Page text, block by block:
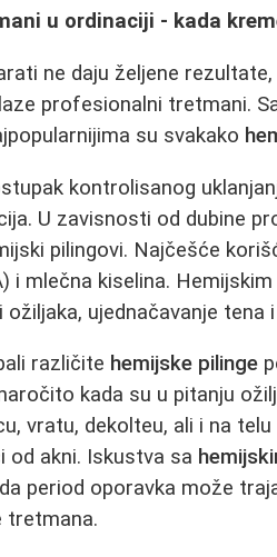
u ordinaciji - kada
ne daju željene
profesionalni tretmani.
su svakako
kontrolisanog
U zavisnosti od dubine
pilingovi. Najčešće
i mlečna kiselina.
ujednačavanje
različite hemijske pilinge
kada su u pitanju
vratu, dekolteu, ali i na
akni. Iskustva sa
period oporavka može
tretmana.